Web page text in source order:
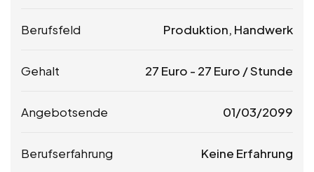
Berufsfeld Produktion, Handwerk
Gehalt 27 Euro - 27 Euro / Stunde
Angebotsende 01/03/2099
Berufserfahrung Keine Erfahrung